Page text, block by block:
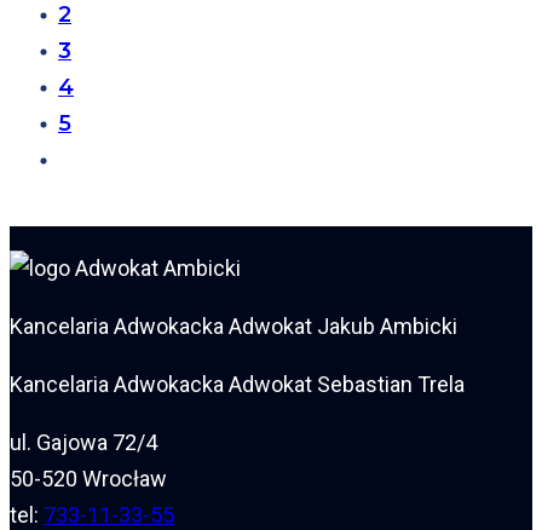
2
3
4
5
Kancelaria Adwokacka Adwokat Jakub Ambicki
Kancelaria Adwokacka Adwokat Sebastian Trela
ul. Gajowa 72/4
50-520 Wrocław
tel: 733-11-33-55